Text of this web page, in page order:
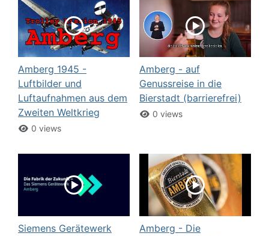
Amberg 1945 -
Luftbilder und
Luftaufnahmen aus dem
Zweiten Weltkrieg
0 views
Amberg - auf
Genussreise in die
Bierstadt (barrierefrei)
0 views
Siemens Gerätewerk
Amberg - Die